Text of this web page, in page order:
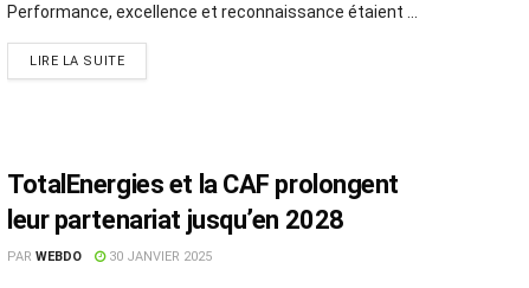
Performance, excellence et reconnaissance étaient ...
LIRE LA SUITE
TotalEnergies et la CAF prolongent
leur partenariat jusqu’en 2028
PAR WEBDO 30 JANVIER 2025